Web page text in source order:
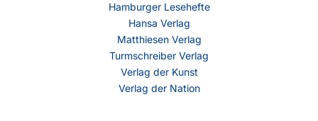
Hamburger Lesehefte
Hansa Verlag
Matthiesen Verlag
Turmschreiber Verlag
Verlag der Kunst
Verlag der Nation